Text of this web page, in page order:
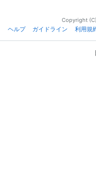
Copyright
ヘルプ
ガイドライン 利用規